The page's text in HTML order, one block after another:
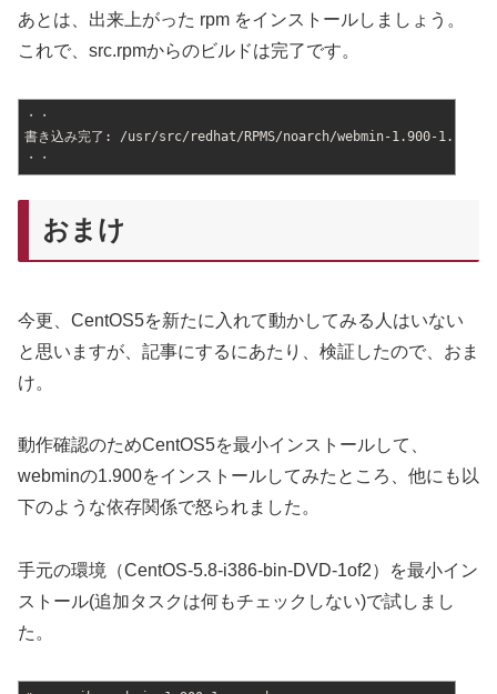
あとは、出来上がった rpm をインストールしましょう。
これで、src.rpmからのビルドは完了です。
・・
書き込み完了: /usr/src/redhat/RPMS/noarch/webmin-1.900-1.rpm
・・
おまけ
今更、CentOS5を新たに入れて動かしてみる人はいない
と思いますが、記事にするにあたり、検証したので、おま
け。
動作確認のためCentOS5を最小インストールして、
webminの1.900をインストールしてみたところ、他にも以
下のような依存関係で怒られました。
手元の環境（CentOS-5.8-i386-bin-DVD-1of2）を最小イン
ストール(追加タスクは何もチェックしない)で試しまし
た。